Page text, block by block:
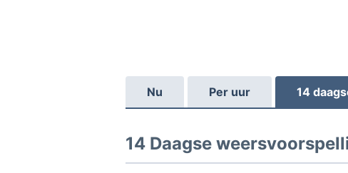
Nu Per uur 14
14 Daagse